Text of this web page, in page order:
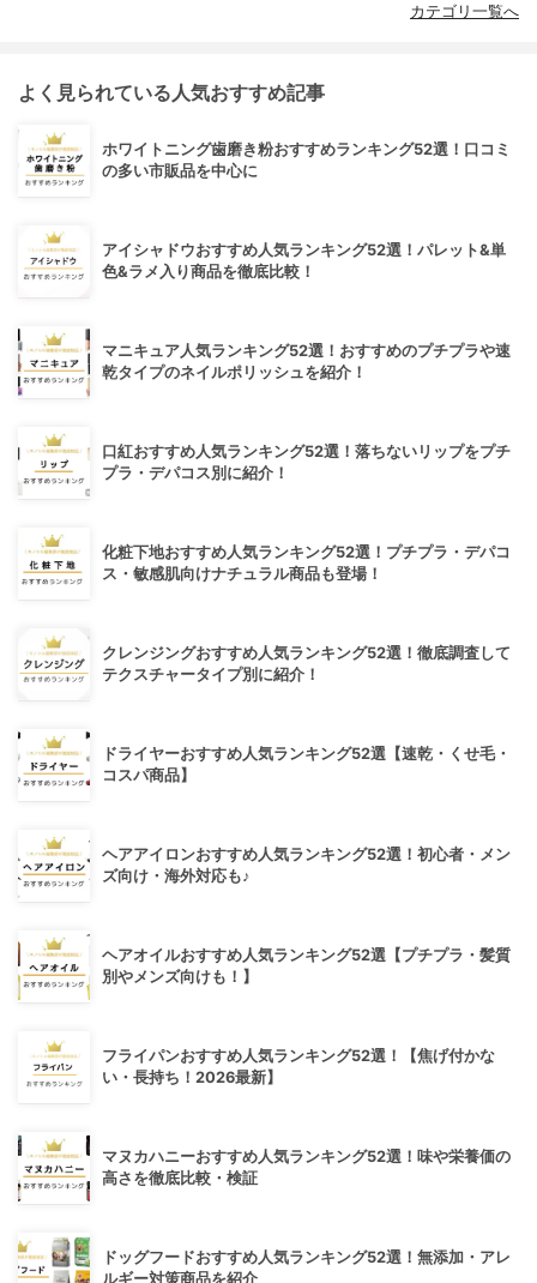
カテゴリ一覧へ
よく見られている人気おすすめ記事
ホワイトニング歯磨き粉おすすめランキング52選！口コミ
の多い市販品を中心に
アイシャドウおすすめ人気ランキング52選！パレット&単
色&ラメ入り商品を徹底比較！
マニキュア人気ランキング52選！おすすめのプチプラや速
乾タイプのネイルポリッシュを紹介！
口紅おすすめ人気ランキング52選！落ちないリップをプチ
プラ・デパコス別に紹介！
化粧下地おすすめ人気ランキング52選！プチプラ・デパコ
ス・敏感肌向けナチュラル商品も登場！
クレンジングおすすめ人気ランキング52選！徹底調査して
テクスチャータイプ別に紹介！
ドライヤーおすすめ人気ランキング52選【速乾・くせ毛・
コスパ商品】
ヘアアイロンおすすめ人気ランキング52選！初心者・メン
ズ向け・海外対応も♪
ヘアオイルおすすめ人気ランキング52選【プチプラ・髪質
別やメンズ向けも！】
フライパンおすすめ人気ランキング52選！【焦げ付かな
い・長持ち！2026最新】
マヌカハニーおすすめ人気ランキング52選！味や栄養価の
高さを徹底比較・検証
ドッグフードおすすめ人気ランキング52選！無添加・アレ
ルギー対策商品を紹介